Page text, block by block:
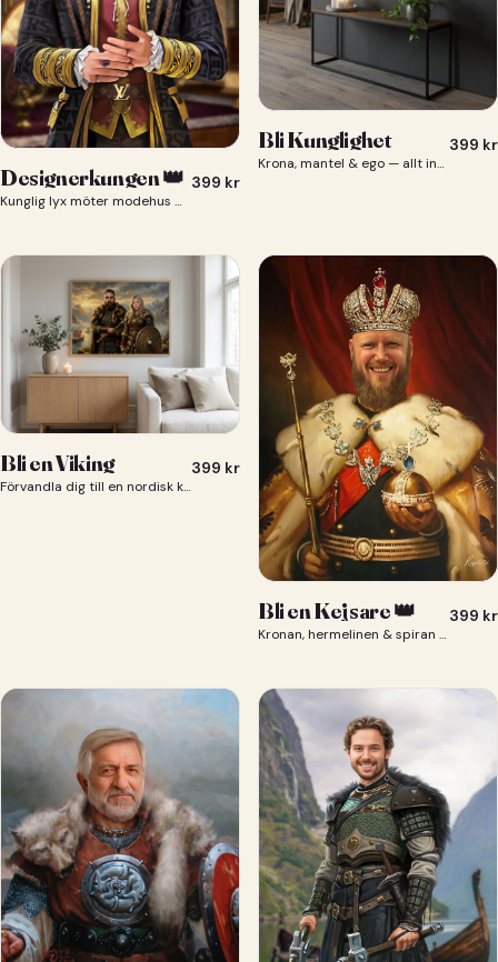
Designerkungen 👑
Kunglig lyx möter modehus — du som designerkung 👑
399 kr
Bli Kunglighet
Krona, mantel & ego — allt ingår 👑
399 kr
Bli en Viking
Förvandla dig till en nordisk krigare i ett episkt vikingaporträtt.
399 kr
Bli en Kejsare 👑
Kronan, hermelinen & spiran — du som kejsare 👑
399 kr